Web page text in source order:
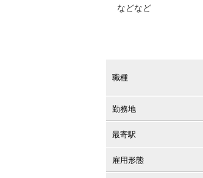
などなど
職種
勤務地
最寄駅
雇用形態